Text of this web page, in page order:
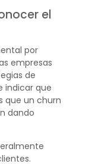
el
por
empresas
de
indicar que
que un churn
dando